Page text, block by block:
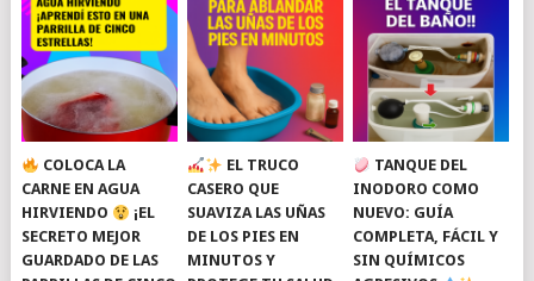
COLOCA LA
CARNE EN AGUA
HIRVIENDO
¡EL
SECRETO MEJOR
GUARDADO DE LAS
EL TRUCO
CASERO QUE
SUAVIZA LAS UÑAS
DE LOS PIES EN
MINUTOS Y
TANQUE DEL
INODORO COMO
NUEVO: GUÍA
COMPLETA, FÁCIL Y
SIN QUÍMICOS